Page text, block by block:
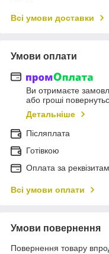
Всі умови доставки
Умови оплати
Ви отримаєте
або гроші
Детальніше
Післяплата
Готівкою
Оплата за
Всі умови оплати
Умови повернення
Повернення товару